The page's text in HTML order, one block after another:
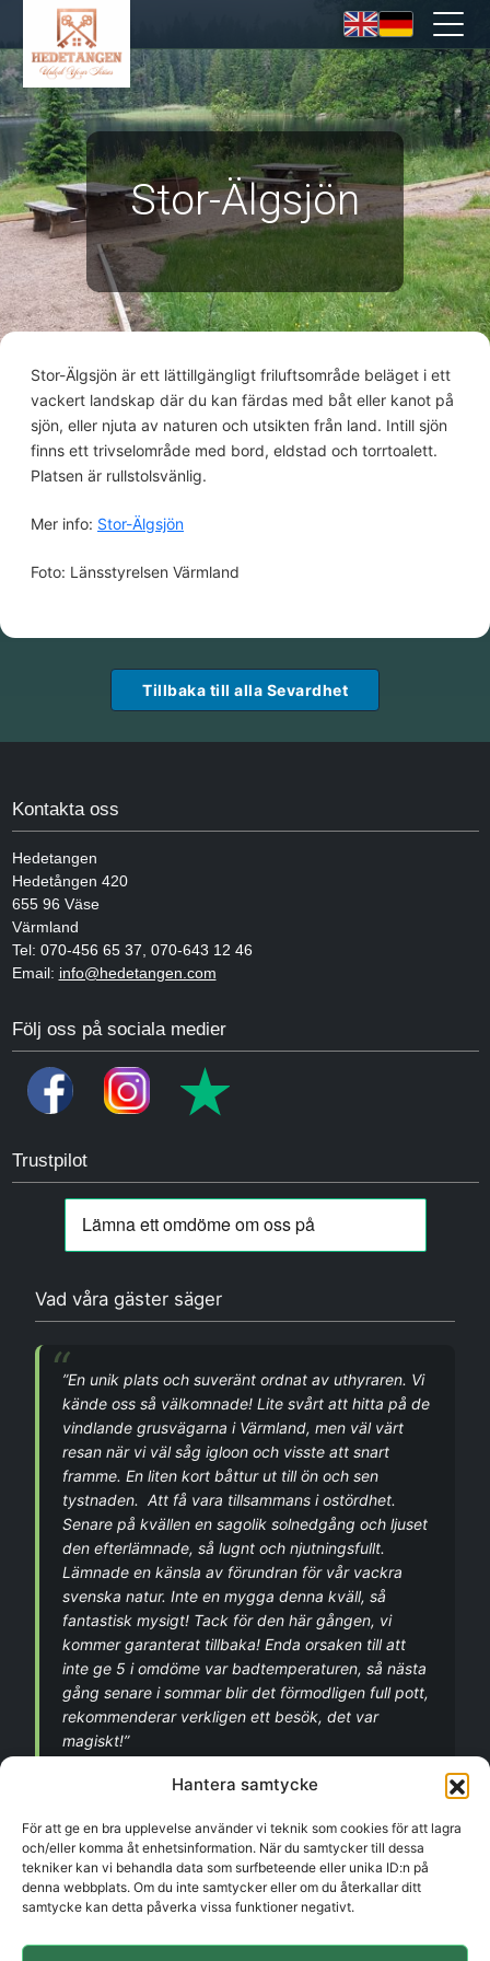
Hantera samtycke
För att ge en bra upplevelse använder vi teknik som cookies för att lagra
och/eller komma åt enhetsinformation. När du samtycker till dessa
tekniker kan vi behandla data som surfbeteende eller unika ID:n på
denna webbplats. Om du inte samtycker eller om du återkallar ditt
samtycke kan detta påverka vissa funktioner negativt.
Stor-Älgsjön
Stor-Älgsjön är ett lättillgängligt friluftsområde beläget i ett
vackert landskap där du kan färdas med båt eller kanot på
sjön, eller njuta av naturen och utsikten från land. Intill sjön
finns ett trivselområde med bord, eldstad och torrtoalett.
Platsen är rullstolsvänlig.
Mer info: Stor-Älgsjön
Foto: Länsstyrelsen Värmland
Tillbaka till alla Sevardhet
Kontakta oss
Hedetangen
Hedetången 420
655 96 Väse
Värmland
Tel: 070-456 65 37, 070-643 12 46
Email: info@hedetangen.com
Följ oss på sociala medier
Trustpilot
Vad våra gäster säger
”En unik plats och suveränt ordnat av uthyraren. Vi
kände oss så välkomnade! Lite svårt att hitta på de
vindlande grusvägarna i Värmland, men väl värt
resan när vi väl såg igloon och visste att snart
framme. En liten kort båttur ut till ön och sen
tystnaden. Att få vara tillsammans i ostördhet.
Senare på kvällen en sagolik solnedgång och ljuset
den efterlämnade, så lugnt och njutningsfullt.
Lämnade en känsla av förundran för vår vackra
svenska natur. Inte en mygga denna kväll, så
fantastisk mysigt! Tack för den här gången, vi
kommer garanterat tillbaka! Enda orsaken till att
inte ge 5 i omdöme var badtemperaturen, så nästa
gång senare i sommar blir det förmodligen full pott,
rekommenderar verkligen ett besök, det var
magiskt!”
”Otroligt fint ordnat på ön med alla ljus som tänds
på kvällen. Och de små detaljerna som gör att man
verkligen kan slappna av. Rekommenderas starkt”